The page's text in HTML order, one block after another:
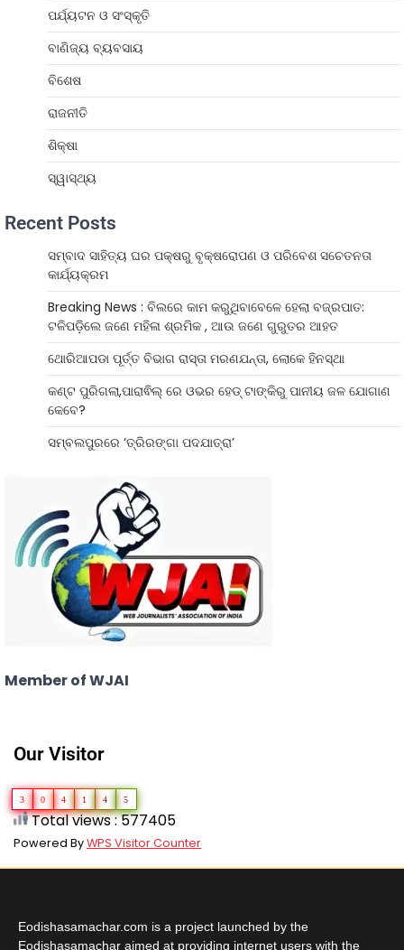
ପର୍ଯ୍ୟଟନ ଓ ସଂସ୍କୃତି
ବାଣିଜ୍ୟ ବ୍ୟବସାୟ
ବିଶେଷ
ରାଜନୀତି
ଶିକ୍ଷା
ସ୍ୱାସ୍ଥ୍ୟ
Recent Posts
ସମ୍ବାଦ ସାହିତ୍ୟ ଘର ପକ୍ଷରୁ ବୃକ୍ଷରୋପଣ ଓ ପରିବେଶ ସଚେତନତା
କାର୍ଯ୍ୟକ୍ରମ
Breaking News : ବିଲରେ କାମ କରୁଥିବାବେଳେ ହେଲା ବଜ୍ରପାତ:
ଟଳିପଡ଼ିଲେ ଜଣେ ମହିଳା ଶ୍ରମିକ , ଆଉ ଜଣେ ଗୁରୁତର ଆହତ
ଥୋରିଆପଡା ପୂର୍ତ୍ତ ବିଭାଗ ରାସ୍ତା ମରଣଯନ୍ତା, ଲୋକେ ହିନସ୍ଥା
କଣ୍ଟ ପୁରିଗଲା,ପାରାଵିଲ୍ ରେ ଓଭର ହେଡ୍ ଟାଙ୍କିରୁ ପାନୀୟ ଜଳ ଯୋଗାଣ
କେବେ?
ସମ୍ବଲପୁରରେ ‘ତ୍ରିରଙ୍ଗା ପଦଯାତ୍ରା’
Member of WJAI
Our Visitor
3 0 4 1 4 5
Total views : 577405
Powered ByWPS Visitor Counter
Eodishasamachar.com is a project launched by the
Eodishasamachar aimed at providing internet users with the